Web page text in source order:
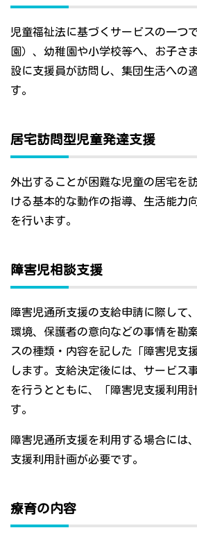
児童福祉法に基づくサービスの一つ
園）、幼稚園や小学校等へ、お子さ
設に支援員が訪問し、集団生活への
す。
居宅訪問型児童発達支援
外出することが困難な児童の居宅を
ける基本的な動作の指導、生活能力
を行います。
障害児相談支援
障害児通所支援の支給申請に際して
環境、保護者の意向などの事情を勘
スの種類・内容を記した「障害児支
します。支給決定後には、サービス
を行うとともに、「障害児支援利用
す。
障害児通所支援を利用する場合には
支援利用計画が必要です。
療育の内容